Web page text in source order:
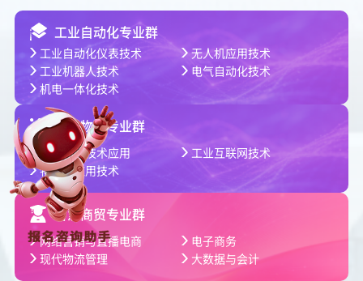
工业自动化专业群
工业自动化仪表技术
无人机应用技术
工业机器人技术
电气自动化技术
机电一体化技术
智能物联专业群
人工智能技术应用
工业互联网技术
物联网应用技术
智慧商贸专业群
网络营销与直播电商
电子商务
现代物流管理
大数据与会计